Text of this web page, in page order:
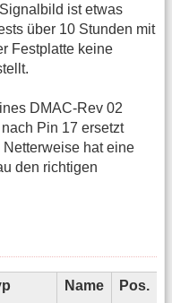
ist etwas
über 10 Stunden mit
Festplatte keine
DMAC-Rev 02
Pin 17 ersetzt
hat eine
den richtigen
Name Pos.